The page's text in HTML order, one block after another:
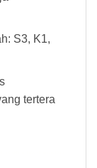
S3, K1,
tertera